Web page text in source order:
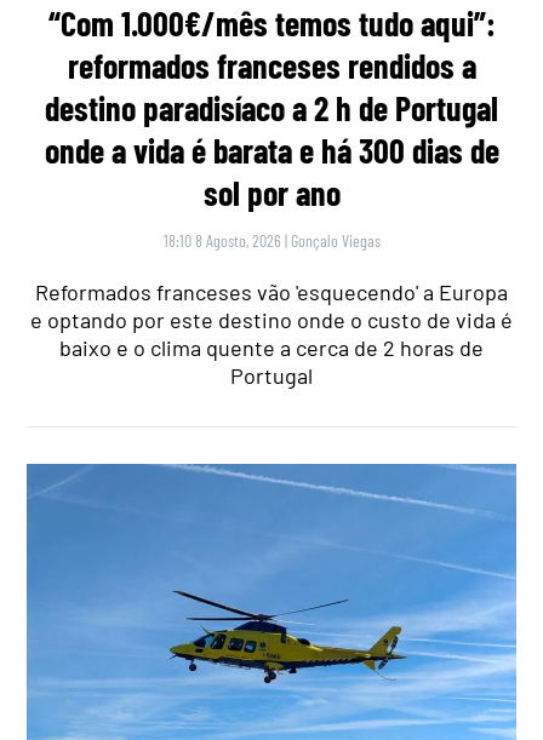
“Com 1.000€/mês temos tudo aqui”:
reformados franceses rendidos a
destino paradisíaco a 2 h de Portugal
onde a vida é barata e há 300 dias de
sol por ano
18:10 8 Agosto, 2026 | Gonçalo Viegas
Reformados franceses vão 'esquecendo' a Europa
e optando por este destino onde o custo de vida é
baixo e o clima quente a cerca de 2 horas de
Portugal